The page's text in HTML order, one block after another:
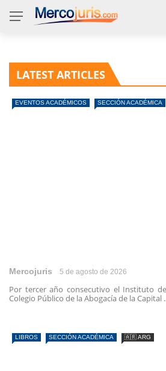
LATEST ARTICLES
EVENTOS ACADÉMICOS SECCIÓN ACADÉMICA
Mercojuris 5 de agosto de 2026
Por tercer año consecutivo el Instituto
Colegio Público de la Abogacía de la Capital
LIBROS SECCIÓN ACADÉMICA 🇦🇷 ARG